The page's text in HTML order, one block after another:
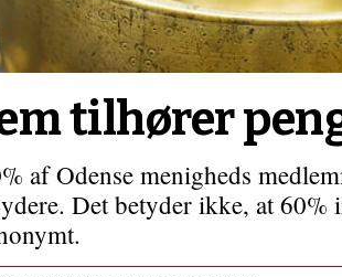
tilhører
af Odense menigheds
Det betyder ikke, at 60%